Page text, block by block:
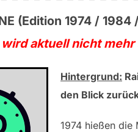
(Edition 1974 / 1984
aktuell nicht
Hintergrund:
den Blick
1974 hießen die